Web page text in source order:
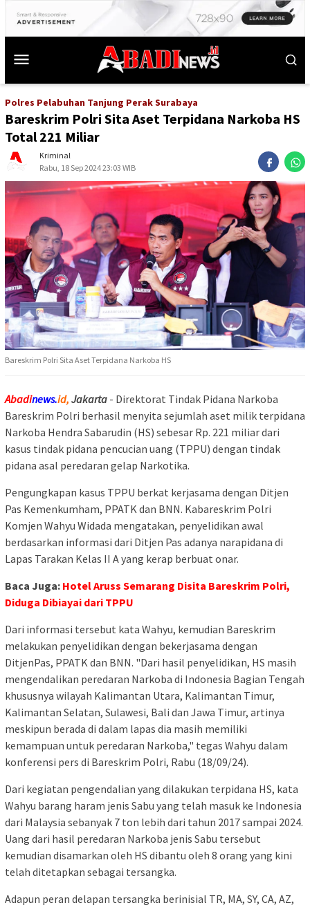
Polres Pelabuhan Tanjung Perak Surabaya
Bareskrim Polri Sita Aset Terpidana Narkoba HS
Total 221 Miliar
Kriminal
Rabu, 18 Sep 2024 23:03 WIB
Bareskrim Polri Sita Aset Terpidana Narkoba HS
Abadinews.id, Jakarta - Direktorat Tindak Pidana Narkoba
Bareskrim Polri berhasil menyita sejumlah aset milik terpidana
Narkoba Hendra Sabarudin (HS) sebesar Rp. 221 miliar dari
kasus tindak pidana pencucian uang (TPPU) dengan tindak
pidana asal peredaran gelap Narkotika.
Pengungkapan kasus TPPU berkat kerjasama dengan Ditjen
Pas Kemenkumham, PPATK dan BNN. Kabareskrim Polri
Komjen Wahyu Widada mengatakan, penyelidikan awal
berdasarkan informasi dari Ditjen Pas adanya narapidana di
Lapas Tarakan Kelas II A yang kerap berbuat onar.
Baca Juga: Hotel Aruss Semarang Disita Bareskrim Polri,
Diduga Dibiayai dari TPPU
Dari informasi tersebut kata Wahyu, kemudian Bareskrim
melakukan penyelidikan dengan bekerjasama dengan
DitjenPas, PPATK dan BNN. "Dari hasil penyelidikan, HS masih
mengendalikan peredaran Narkoba di Indonesia Bagian Tengah
khususnya wilayah Kalimantan Utara, Kalimantan Timur,
Kalimantan Selatan, Sulawesi, Bali dan Jawa Timur, artinya
meskipun berada di dalam lapas dia masih memiliki
kemampuan untuk peredaran Narkoba," tegas Wahyu dalam
konferensi pers di Bareskrim Polri, Rabu (18/09/24).
Dari kegiatan pengendalian yang dilakukan terpidana HS, kata
Wahyu barang haram jenis Sabu yang telah masuk ke Indonesia
dari Malaysia sebanyak 7 ton lebih dari tahun 2017 sampai 2024.
Uang dari hasil peredaran Narkoba jenis Sabu tersebut
kemudian disamarkan oleh HS dibantu oleh 8 orang yang kini
telah ditetapkan sebagai tersangka.
Adapun peran delapan tersangka berinisial TR, MA, SY, CA, AZ,